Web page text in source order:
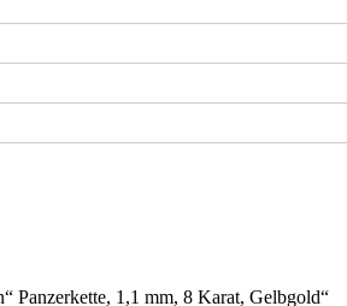
Panzerkette, 1,1 mm, 8 Karat, Gelbgold“